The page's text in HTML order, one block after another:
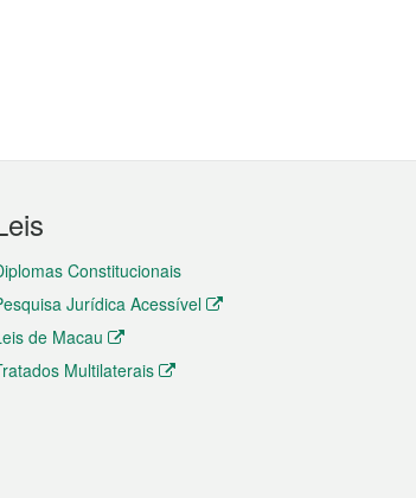
Constitucionais
Jurídica Acessível
de Macau
Multilaterais